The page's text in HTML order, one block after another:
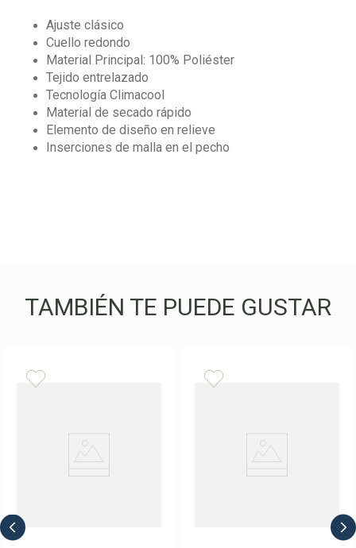
Ajuste clásico
Cuello redondo
Material Principal: 100% Poliéster
Tejido entrelazado
Tecnología Climacool
Material de secado rápido
Elemento de diseño en relieve
Inserciones de malla en el pecho
TAMBIÉN TE PUEDE GUSTAR